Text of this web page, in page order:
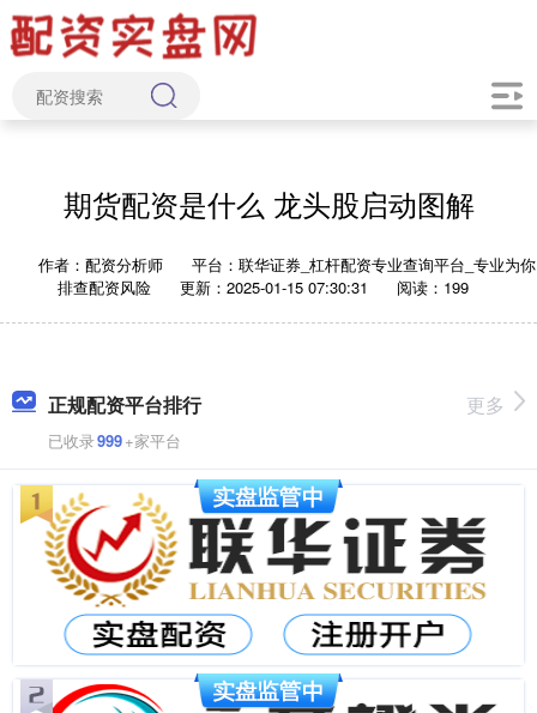
期货配资是什么 龙头股启动图解
作者：配资分析师
平台：联华证券_杠杆配资专业查询平台_专业为你
排查配资风险
更新：2025-01-15 07:30:31 阅读：199
正规配资平台排行
已收录999+家平台
更多